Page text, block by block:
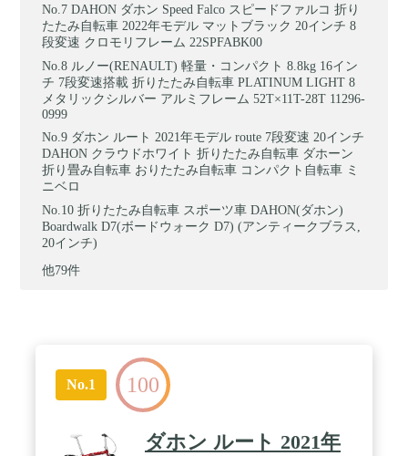
DAHON ダホン Speed Falco スピードファルコ 折り
たたみ自転車 2022年モデル マットブラック 20インチ 8
段変速 クロモリフレーム 22SPFABK00
ルノー(RENAULT) 軽量・コンパクト 8.8kg 16イン
チ 7段変速搭載 折りたたみ自転車 PLATINUM LIGHT 8
メタリックシルバー アルミフレーム 52T×11T-28T 11296-
0999
ダホン ルート 2021年モデル route 7段変速 20インチ
DAHON クラウドホワイト 折りたたみ自転車 ダホーン
折り畳み自転車 おりたたみ自転車 コンパクト自転車 ミ
ニベロ
折りたたみ自転車 スポーツ車 DAHON(ダホン)
Boardwalk D7(ボードウォーク D7) (アンティークブラス,
20インチ)
他79件
No.1 100
ダホン ルート 2021年